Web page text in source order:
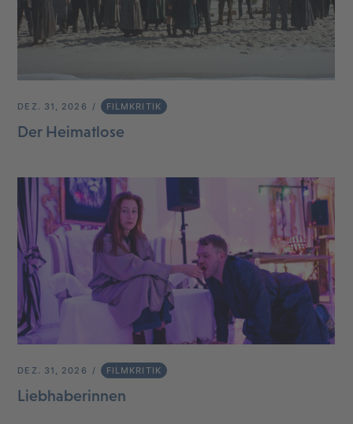
DEZ. 31, 2026 FILMKRITIK
Der Heimatlose
DEZ. 31, 2026 FILMKRITIK
Liebhaberinnen